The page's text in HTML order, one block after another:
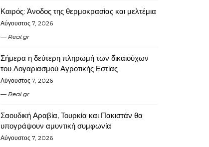
Καιρός: Άνοδος της θερμοκρασίας και μελτέμια
Αύγουστος 7, 2026
Real.gr
Σήμερα η δεύτερη πληρωμή των δικαιούχων
του Λογαριασμού Αγροτικής Εστίας
Αύγουστος 7, 2026
Real.gr
Σαουδική Αραβία, Τουρκία και Πακιστάν θα
υπογράψουν αμυντική συμφωνία
Αύγουστος 7, 2026